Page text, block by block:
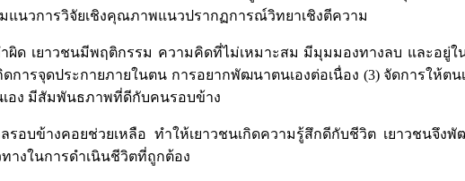
แนวการวิจัยเชิงคุณภาพแนวปรากฏการณ์วิทยาเชิงตีความ
ผิด เยาวชนมีพฤติกรรม ความคิดที่ไม่เหมาะสม มีมุมมองทางลบ และอยู่
ดการจุดประกายภายในตน การอยากพัฒนาตนเองต่อเนื่อง (3) จัดการใ
เอง มีสัมพันธภาพที่ดีกับคนรอบข้าง
อบข้างคอยช่วยเหลือ ทำให้เยาวชนเกิดความรู้สึกดีกับชีวิต เยาวชนจึง
างในการดำเนินชีวิตที่ถูกต้อง